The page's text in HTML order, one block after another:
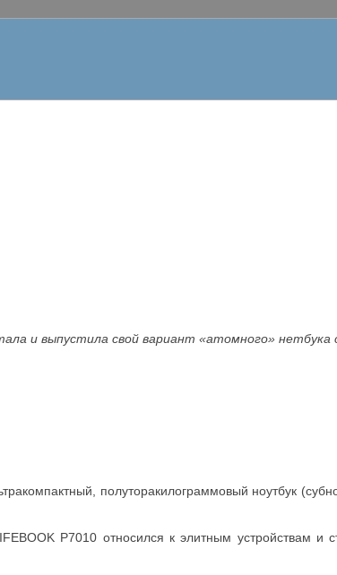
и выпустила свой вариант «атомного» нетбука
полуторакилограммовый ноутбук
P7010 относился к элитным устройствам и